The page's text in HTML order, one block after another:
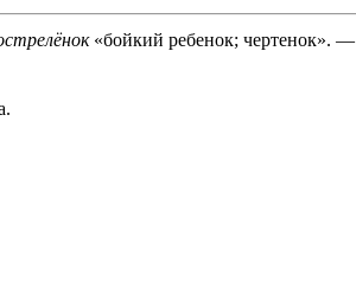
«бойкий ребенок; чертенок». —